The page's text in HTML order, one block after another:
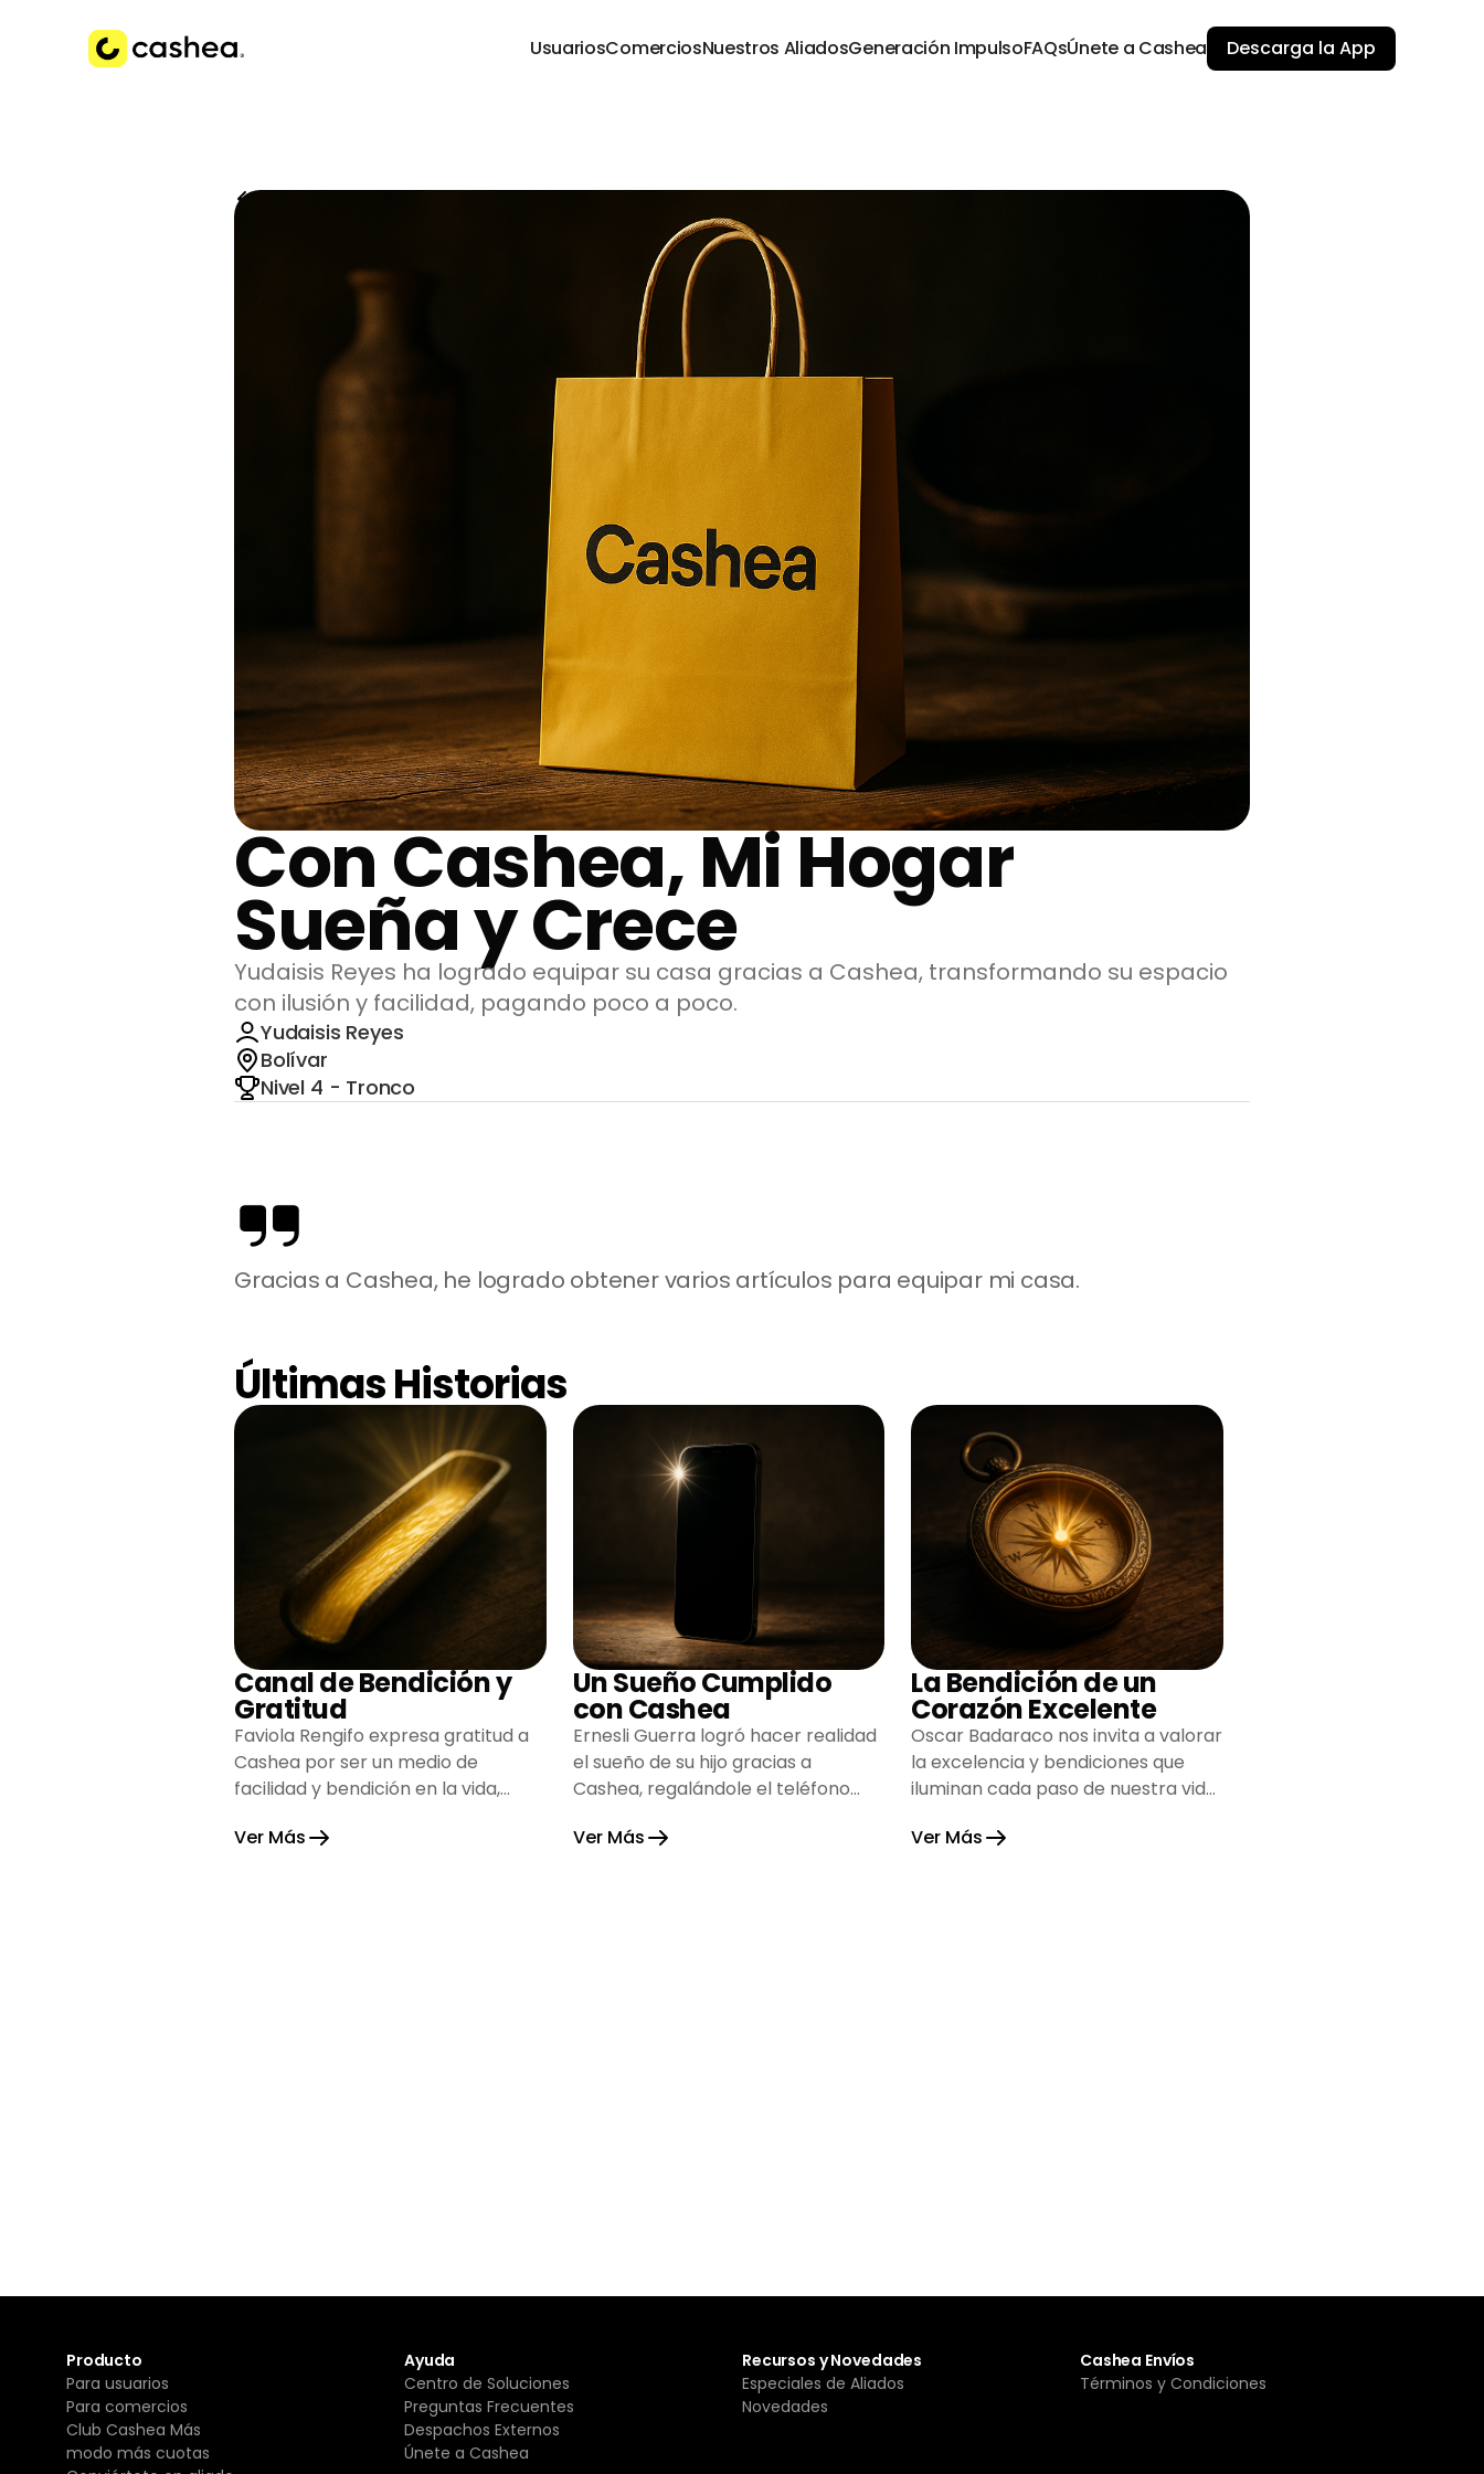
UsuariosComerciosNuestros AliadosGeneración ImpulsoFAQsÚnete a Cashea Descarga la App
Volver a Historias
Con Cashea, Mi Hogar
Sueña y Crece
Yudaisis Reyes ha logrado equipar su casa gracias a Cashea, transformando su espacio
con ilusión y facilidad, pagando poco a poco.
Yudaisis Reyes
Bolívar
Nivel 4 - Tronco
Gracias a Cashea, he logrado obtener varios artículos para equipar mi casa.
Últimas Historias
Canal de Bendición y
Gratitud
Faviola Rengifo expresa gratitud a
Cashea por ser un medio de
facilidad y bendición en la vida,
esperanza.
Ver Más
Un Sueño Cumplido
con Cashea
Ernesli Guerra logró hacer realidad
el sueño de su hijo gracias a
Cashea, regalándole el teléfono
alegría su hogar.
Ver Más
La Bendición de un
Corazón Excelente
Oscar Badaraco nos invita a valorar
la excelencia y bendiciones que
iluminan cada paso de nuestra vida,
gratitud y fortaleza.
Ver Más
Producto
Para usuarios
Para comercios
Club Cashea Más
modo más cuotas
Ayuda
Centro de Soluciones
Preguntas Frecuentes
Despachos Externos
Únete a Cashea
Recursos y Novedades
Especiales de Aliados
Novedades
Cashea Envíos
Términos y Condiciones